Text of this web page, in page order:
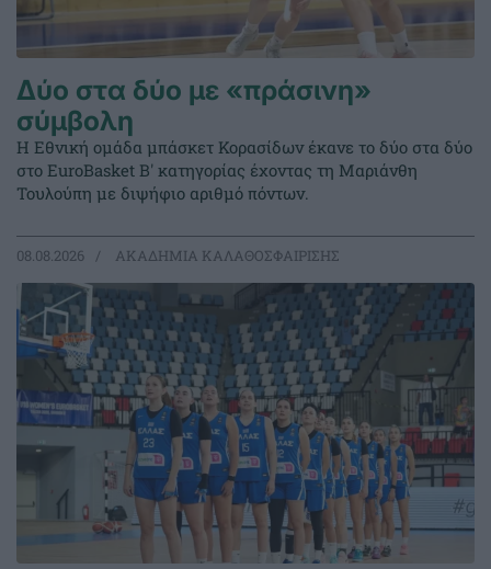
Δύο στα δύο με «πράσινη»
σύμβολη
Η Εθνική ομάδα μπάσκετ Κορασίδων έκανε το δύο στα δύο
στο EuroBasket Β' κατηγορίας έχοντας τη Μαριάνθη
Τουλούπη με διψήφιο αριθμό πόντων.
08.08.2026 ΑΚΑΔΗΜΙΑ ΚΑΛΑΘΟΣΦΑΙΡΙΣΗΣ